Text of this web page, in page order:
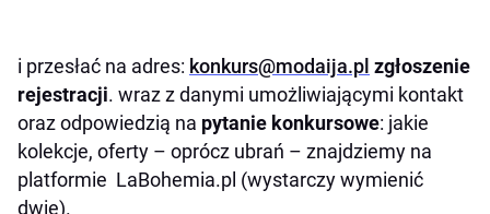
i przesłać na adres: konkurs@modaija.pl zgłoszenie
rejestracji. wraz z danymi umożliwiającymi kontakt
oraz odpowiedzią na pytanie konkursowe: jakie
kolekcje, oferty – oprócz ubrań – znajdziemy na
platformie LaBohemia.pl (wystarczy wymienić
dwie).